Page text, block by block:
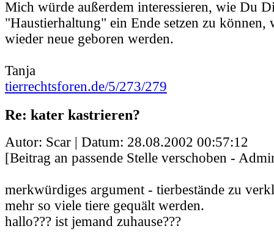
Mich würde außerdem interessieren, wie Du
"Haustierhaltung" ein Ende setzen zu können,
wieder neue geboren werden.
Tanja
tierrechtsforen.de/5/273/279
Re: kater kastrieren?
Autor: Scar | Datum: 28.08.2002 00:57:12
[Beitrag an passende Stelle verschoben -
merkwürdiges argument - tierbestände zu
mehr so viele tiere gequält werden.
hallo??? ist jemand zuhause???